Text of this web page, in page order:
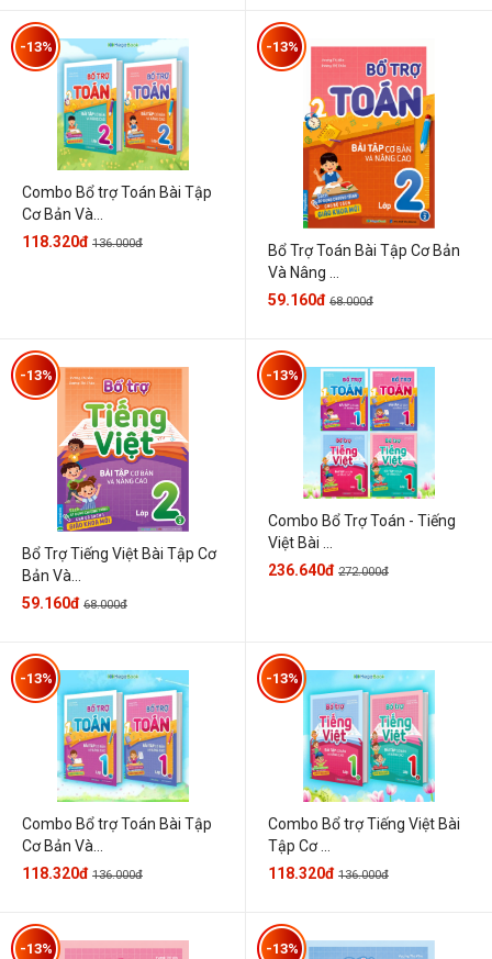
Combo Bổ trợ Toán Bài Tập
Cơ Bản Và...
-13%
118.320đ 136.000đ
Bổ Trợ Toán Bài Tập Cơ Bản
Và Nâng ...
-13%
59.160đ 68.000đ
Bổ Trợ Tiếng Việt Bài Tập Cơ
Bản Và...
-13%
59.160đ 68.000đ
Combo Bổ Trợ Toán - Tiếng
Việt Bài ...
-13%
236.640đ 272.000đ
Combo Bổ trợ Toán Bài Tập
Cơ Bản Và...
-13%
118.320đ 136.000đ
Combo Bổ trợ Tiếng Việt Bài
Tập Cơ ...
-13%
118.320đ 136.000đ
-13% -13%